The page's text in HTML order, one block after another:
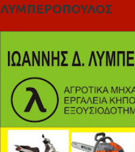
ΛΥΜΠΕΡΟΠΟΥΛΟΣ